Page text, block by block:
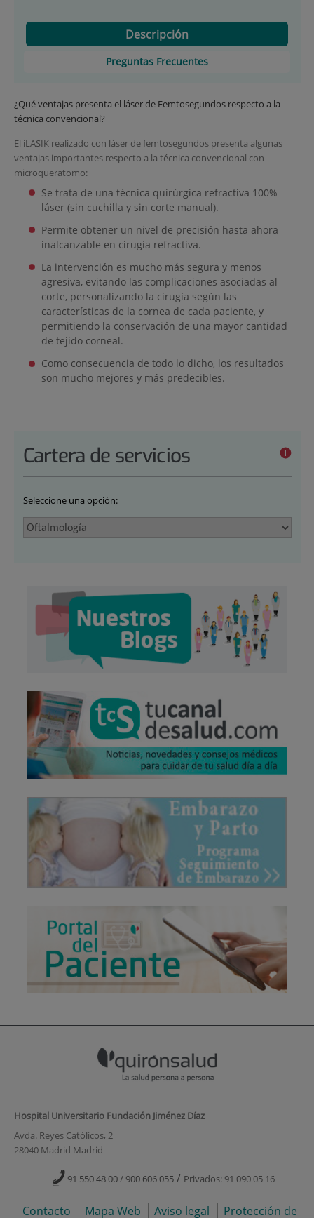
Descripción
Preguntas Frecuentes
¿Qué ventajas presenta el láser de Femtosegundos respecto a la
técnica convencional?
El iLASIK realizado con láser de femtosegundos presenta algunas
ventajas importantes respecto a la técnica convencional con
microqueratomo:
Se trata de una técnica quirúrgica refractiva 100%
láser (sin cuchilla y sin corte manual).
Permite obtener un nivel de precisión hasta ahora
inalcanzable en cirugía refractiva.
La intervención es mucho más segura y menos
agresiva, evitando las complicaciones asociadas al
corte, personalizando la cirugía según las
características de la cornea de cada paciente, y
permitiendo la conservación de una mayor cantidad
de tejido corneal.
Como consecuencia de todo lo dicho, los resultados
son mucho mejores y más predecibles.
Cartera de servicios
Seleccione una opción:
Hospital Universitario Fundación Jiménez Díaz
Avda. Reyes Católicos, 2
28040 Madrid Madrid
91 550 48 00 / 900 606 055 / Privados: 91 090 05 16
Contacto Mapa Web Aviso legal Protección de